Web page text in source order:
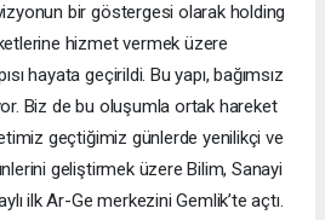
bir göstergesi olarak holding
hizmet vermek üzere
hayata geçirildi. Bu yapı, bağımsız
Biz de bu oluşumla ortak hareket
geçtiğimiz günlerde yenilikçi ve
geliştirmek üzere Bilim, Sanayi
ilk Ar-Ge merkezini Gemlik’te açtı.